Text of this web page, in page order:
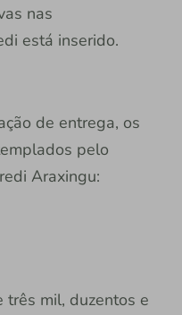
nas
está inserido.
de entrega, os
pelo
Araxingu:
mil, duzentos e